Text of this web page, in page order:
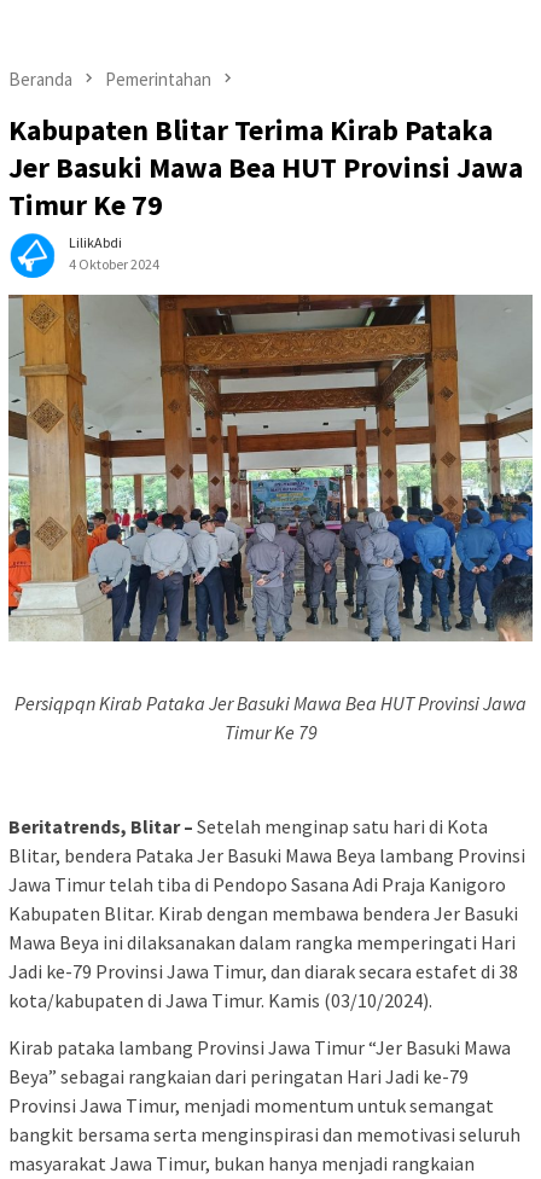
Beranda Pemerintahan
Kabupaten Blitar Terima Kirab Pataka
Jer Basuki Mawa Bea HUT Provinsi Jawa
Timur Ke 79
LilikAbdi
4 Oktober 2024
Persiqpqn Kirab Pataka Jer Basuki Mawa Bea HUT Provinsi Jawa
Timur Ke 79
Beritatrends, Blitar – Setelah menginap satu hari di Kota
Blitar, bendera Pataka Jer Basuki Mawa Beya lambang Provinsi
Jawa Timur telah tiba di Pendopo Sasana Adi Praja Kanigoro
Kabupaten Blitar. Kirab dengan membawa bendera Jer Basuki
Mawa Beya ini dilaksanakan dalam rangka memperingati Hari
Jadi ke-79 Provinsi Jawa Timur, dan diarak secara estafet di 38
kota/kabupaten di Jawa Timur. Kamis (03/10/2024).
Kirab pataka lambang Provinsi Jawa Timur “Jer Basuki Mawa
Beya” sebagai rangkaian dari peringatan Hari Jadi ke-79
Provinsi Jawa Timur, menjadi momentum untuk semangat
bangkit bersama serta menginspirasi dan memotivasi seluruh
masyarakat Jawa Timur, bukan hanya menjadi rangkaian